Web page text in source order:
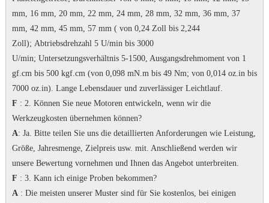
mm, 16 mm, 20 mm, 22 mm, 24 mm, 28 mm, 32 mm, 36 mm, 37
mm, 42 mm, 45 mm, 57 mm ( von 0,24 Zoll bis 2,244
Zoll); Abtriebsdrehzahl 5 U/min bis 3000
U/min; Untersetzungsverhältnis 5-1500, Ausgangsdrehmoment von 1
gf.cm bis 500 kgf.cm (von 0,098 mN.m bis 49 Nm; von 0,014 oz.in bis
7000 oz.in). Lange Lebensdauer und zuverlässiger Leichtlauf.
F : 2. Können Sie neue Motoren entwickeln, wenn wir die
Werkzeugkosten übernehmen können?
A: Ja. Bitte teilen Sie uns die detaillierten Anforderungen wie Leistung,
Größe, Jahresmenge, Zielpreis usw. mit. Anschließend werden wir
unsere Bewertung vornehmen und Ihnen das Angebot unterbreiten.
F : 3. Kann ich einige Proben bekommen?
A: Die meisten unserer Muster sind für Sie kostenlos, bei einigen